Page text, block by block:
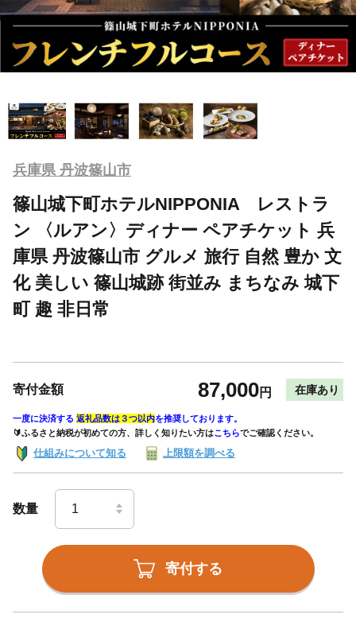
兵庫県 丹波篠山市
篠山城下町ホテルNIPPONIA レストラ
ン 〈ルアン〉ディナー ペアチケット 兵
庫県 丹波篠山市 グルメ 旅行 自然 豊か 文
化 美しい 篠山城跡 街並み まちなみ 城下
町 趣 非日常
寄付金額 87,000円 在庫あり
一度に決済する 返礼品数は３つ以内を推奨しております。
🔰ふるさと納税が初めての方、詳しく知りたい方はこちらでご確認ください。
仕組みについて知る 上限額を調べる
数量
寄付する